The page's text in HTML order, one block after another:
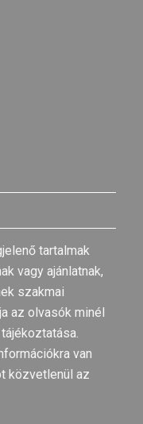
tartalmak
vagy ajánlatnak,
szakmai
az olvasók minél
van
közvetlenül az